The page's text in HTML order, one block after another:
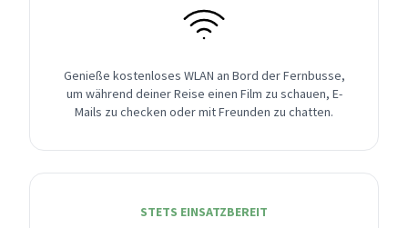
Genieße kostenloses WLAN an Bord der Fernbusse,
um während deiner Reise einen Film zu schauen, E-
Mails zu checken oder mit Freunden zu chatten.
STETS EINSATZBEREIT